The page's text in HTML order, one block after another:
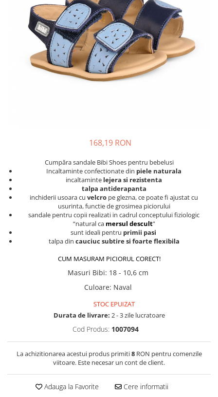
School Colection
168,19 RON
Cumpăra sandale Bibi Shoes pentru bebelusi
Incaltaminte confectionate din piele naturala
incaltaminte lejera si rezistenta
talpa antiderapanta
inchiderii usoara cu velcro pe glezna, ce poate fi ajustat cu
usurinta, functie de grosimea piciorului
sandale pentru copii realizati in cadrul conceptului fiziologic
“natural ca mersul descult”
sunt ideali pentru primii pasi
talpa din cauciuc subtire si foarte flexibila
CUM MASURAM PICIORUL CORECT!
Masuri Bibi: 18 - 10,6 cm
Culoare: Naval
STOC EPUIZAT
Durata de livrare: 2 - 3 zile lucratoare
Cod Produs: 1007094
La achizitionarea acestui produs primiti8RON pentru comenzile
viitoare. Este necesar un cont de client.
Adauga la Favorite Cere informatii